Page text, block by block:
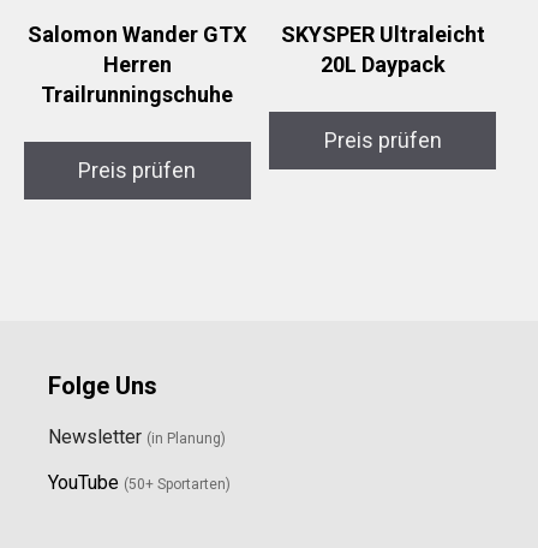
Salomon Wander GTX
Herren
Trailrunningschuhe
Preis prüfen
SKYSPER Ultraleicht
20L Daypack
Preis prüfen
Folge Uns
Newsletter (in Planung)
YouTube (50+ Sportarten)